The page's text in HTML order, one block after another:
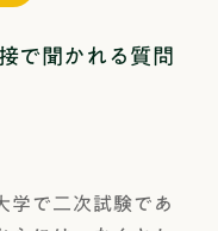
江戸時代の食文化
に答えが出るた
の食文化として例
らの体験を通して
で聞かれる質問
学で二次試験であ